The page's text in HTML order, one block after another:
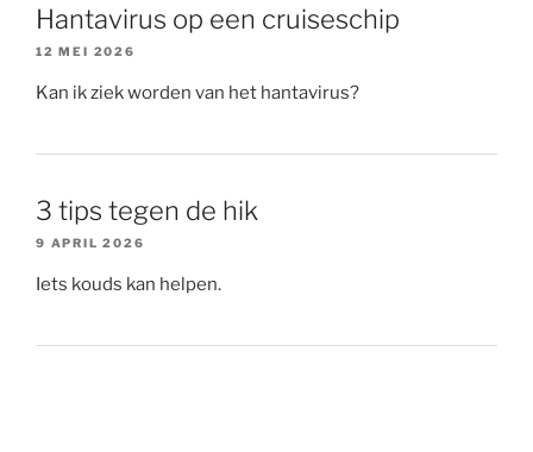
Hantavirus op een cruiseschip
12 MEI 2026
Kan ik ziek worden van het hantavirus?
3 tips tegen de hik
9 APRIL 2026
Iets kouds kan helpen.